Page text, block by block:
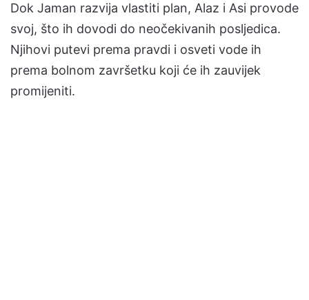
Dok Jaman razvija vlastiti plan, Alaz i Asi provode
svoj, što ih dovodi do neočekivanih posljedica.
Njihovi putevi prema pravdi i osveti vode ih
prema bolnom završetku koji će ih zauvijek
promijeniti.